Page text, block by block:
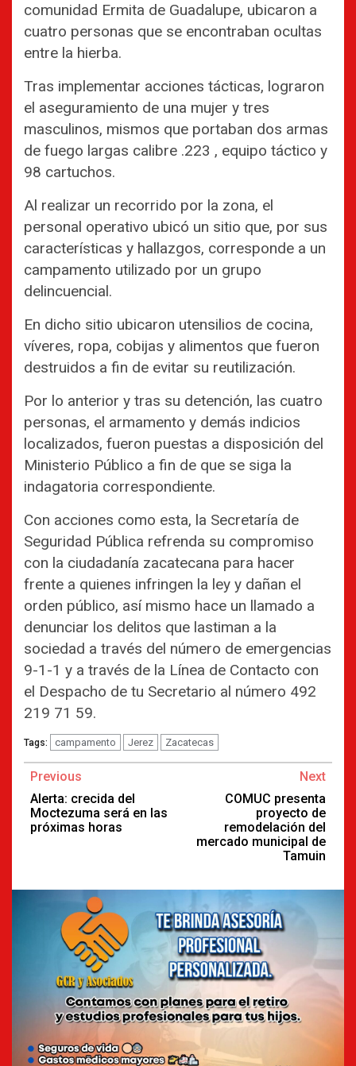
comunidad Ermita de Guadalupe, ubicaron a
cuatro personas que se encontraban ocultas
entre la hierba.
Tras implementar acciones tácticas, lograron
el aseguramiento de una mujer y tres
masculinos, mismos que portaban dos armas
de fuego largas calibre .223 , equipo táctico y
98 cartuchos.
Al realizar un recorrido por la zona, el
personal operativo ubicó un sitio que, por sus
características y hallazgos, corresponde a un
campamento utilizado por un grupo
delincuencial.
En dicho sitio ubicaron utensilios de cocina,
víveres, ropa, cobijas y alimentos que fueron
destruidos a fin de evitar su reutilización.
Por lo anterior y tras su detención, las cuatro
personas, el armamento y demás indicios
localizados, fueron puestas a disposición del
Ministerio Público a fin de que se siga la
indagatoria correspondiente.
Con acciones como esta, la Secretaría de
Seguridad Pública refrenda su compromiso
con la ciudadanía zacatecana para hacer
frente a quienes infringen la ley y dañan el
orden público, así mismo hace un llamado a
denunciar los delitos que lastiman a la
sociedad a través del número de emergencias
9-1-1 y a través de la Línea de Contacto con
el Despacho de tu Secretario al número 492
219 71 59.
Tags: campamento Jerez Zacatecas
Continue
Reading
Previous
Alerta: crecida del
Moctezuma será en las
próximas horas
Next
COMUC presenta
proyecto de
remodelación del
mercado municipal de
Tamuin